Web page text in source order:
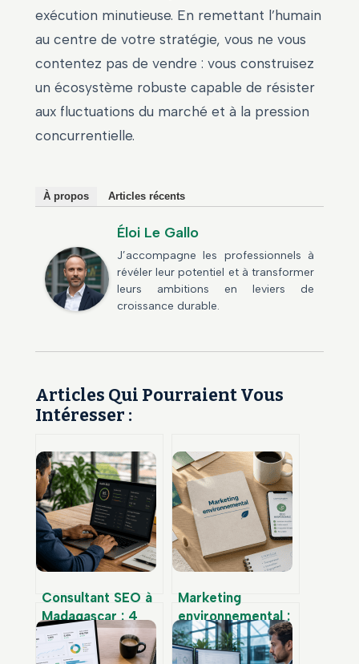
exécution minutieuse. En remettant l’humain
au centre de votre stratégie, vous ne vous
contentez pas de vendre : vous construisez
un écosystème robuste capable de résister
aux fluctuations du marché et à la pression
concurrentielle.
À propos Articles récents
Éloi Le Gallo
J’accompagne les professionnels à
révéler leur potentiel et à transformer
leurs ambitions en leviers de
croissance durable.
Articles Qui Pourraient Vous
Intéresser :
Consultant SEO à
Madagascar : 4
leviers
stratégiques pour
Marketing
environnemental :
4 leviers pour
convertir votre